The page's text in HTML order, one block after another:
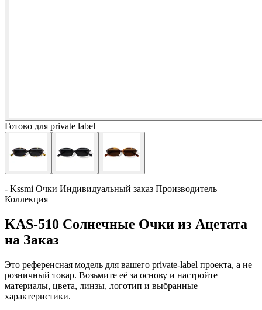
Готово для private label
- Kssmi Очки Индивидуальный заказ Производитель
Коллекция
KAS-510 Солнечные Очки из Ацетата
на Заказ
Это референсная модель для вашего private-label проекта, а не
розничный товар. Возьмите её за основу и настройте
материалы, цвета, линзы, логотип и выбранные
характеристики.